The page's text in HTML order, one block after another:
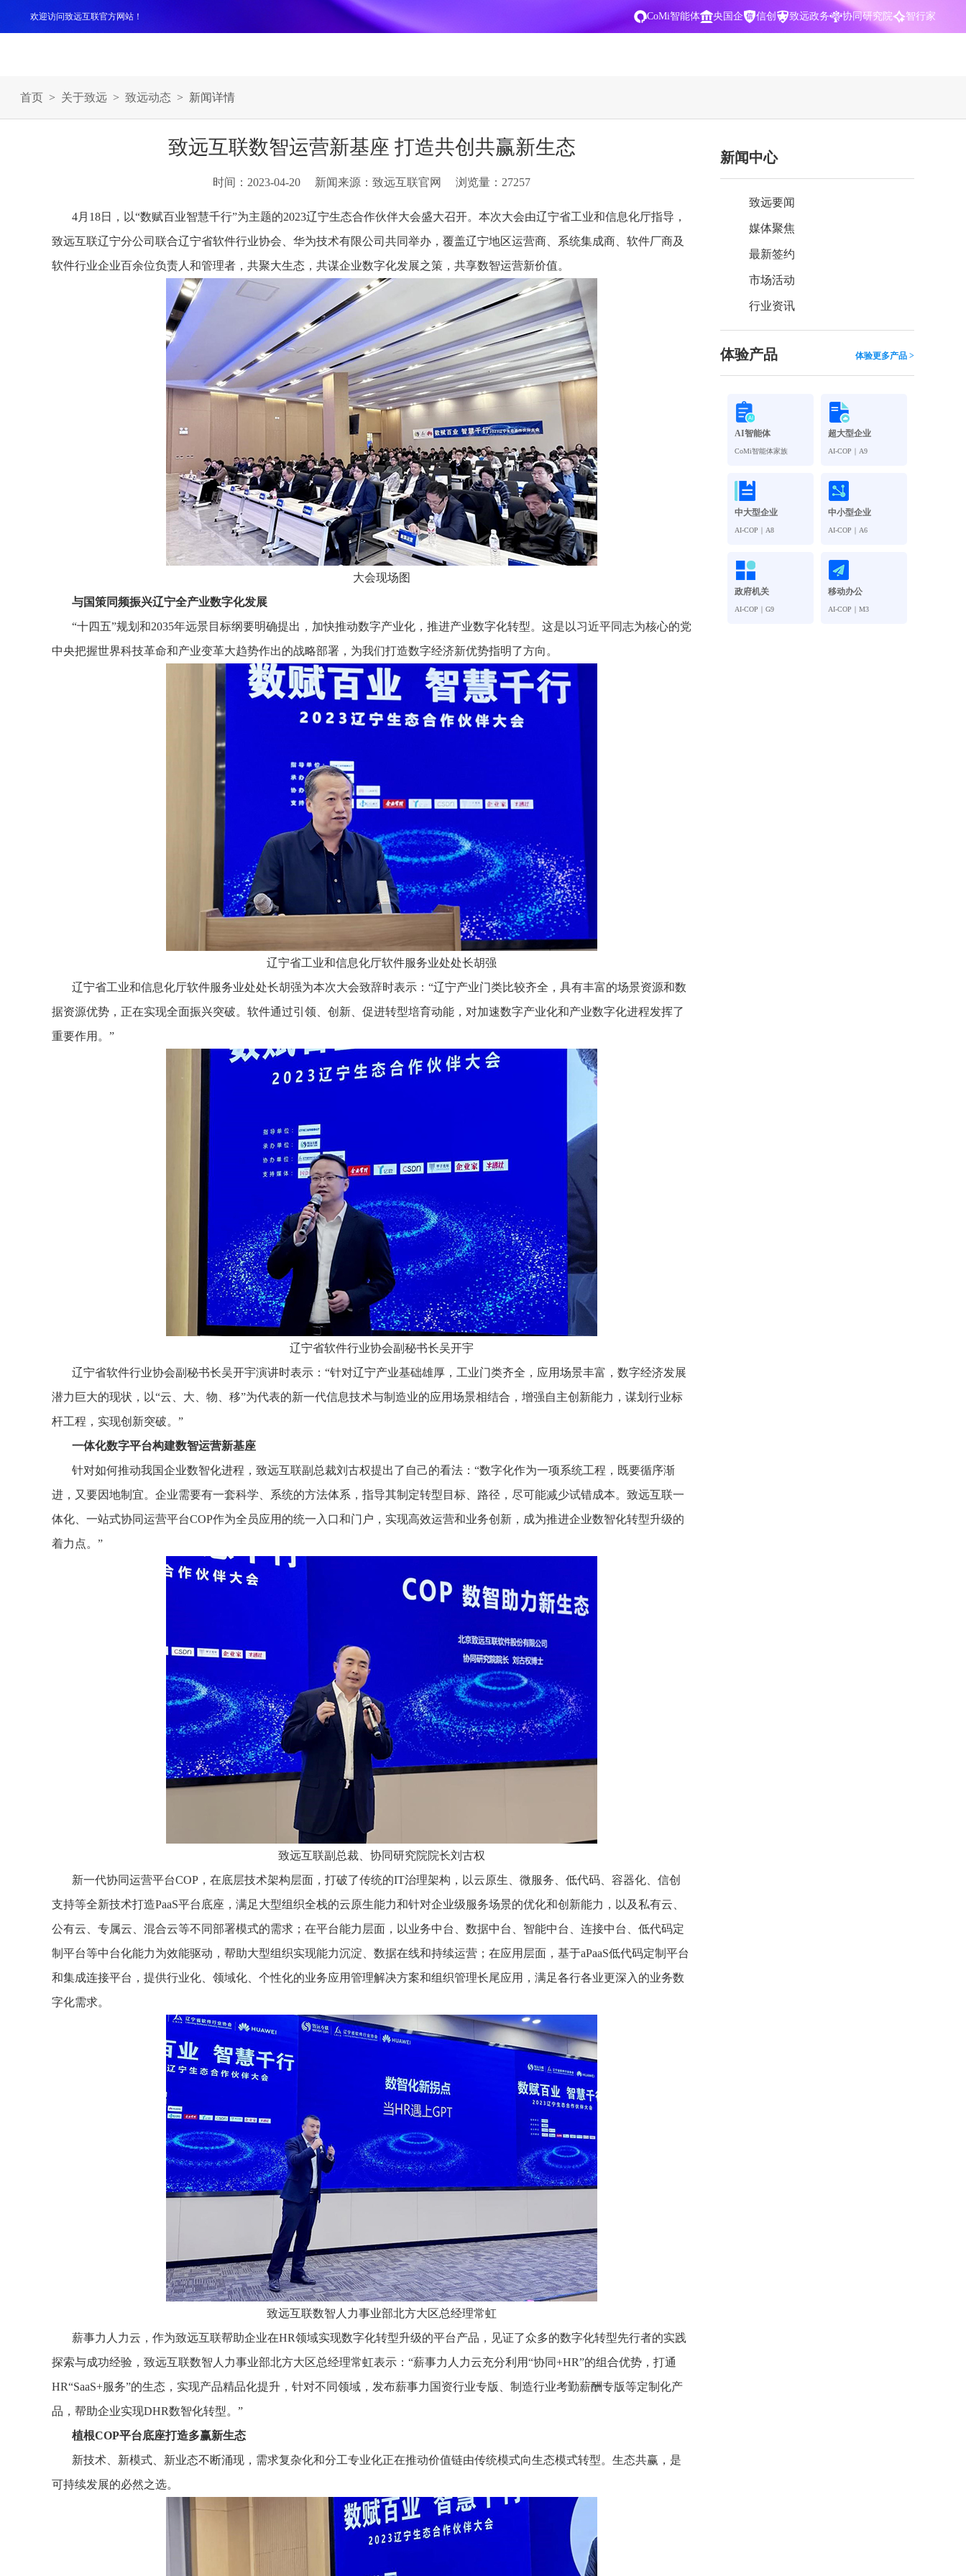
欢迎访问致远互联官方网站！ CoMi智能体 央国企 信创 致远政务 协同研究院 智行家
新一代AI智能体家族
CoMi Builder CoMi APP
Agent驱动，千人千面，高效办公
协同运营与业务创新深度融合
央国企一体化 文事会一体化
让数字资产为企业运营管理决策提供
信创
安全可控的信创 全面适配
专精特新
助力专精特新企业实力进阶 构建一体化协同运营管理平台
运营商解决方案
推进数字政府和数字企业转型
集团管控
支撑集团治理、控制与宏观管理
智能风控合规
安全生产
点线面结合，安全风险管控新策略
穿透式监管
数智驱动，全域穿透
穿透式智能合同
穿透式智能科技
全级次穿透，数智驱动科技管理
HR人力资源管理
企业人力穿透合规管控
人业财一体化
数智合规管控 数据驱动经营
首页 > 关于致远 > 致远动态 > 新闻详情
新闻中心
致远要闻
媒体聚焦
最新签约
市场活动
行业资讯
体验产品 体验更多产品 >
AI智能体
CoMi智能体家族
超大型企业
AI-COP｜A9
中大型企业
AI-COP｜A8
中小型企业
AI-COP｜A6
政府机关
AI-COP｜G9
移动办公
AI-COP｜M3
致远互联数智运营新基座 打造共创共赢新生态
时间：2023-04-20 新闻来源：致远互联官网 浏览量：27257
4月18日，以“数赋百业智慧千行”为主题的2023辽宁生态合作伙伴大会盛大召开。本次大会由辽宁省工业和信息化厅指导，
致远互联辽宁分公司联合辽宁省软件行业协会、华为技术有限公司共同举办，覆盖辽宁地区运营商、系统集成商、软件厂商及
软件行业企业百余位负责人和管理者，共聚大生态，共谋企业数字化发展之策，共享数智运营新价值。
大会现场图
与国策同频振兴辽宁全产业数字化发展
“十四五”规划和2035年远景目标纲要明确提出，加快推动数字产业化，推进产业数字化转型。这是以习近平同志为核心的党
中央把握世界科技革命和产业变革大趋势作出的战略部署，为我们打造数字经济新优势指明了方向。
辽宁省工业和信息化厅软件服务业处处长胡强
辽宁省工业和信息化厅软件服务业处处长胡强为本次大会致辞时表示：“辽宁产业门类比较齐全，具有丰富的场景资源和数
据资源优势，正在实现全面振兴突破。软件通过引领、创新、促进转型培育动能，对加速数字产业化和产业数字化进程发挥了
重要作用。”
辽宁省软件行业协会副秘书长吴开宇
辽宁省软件行业协会副秘书长吴开宇演讲时表示：“针对辽宁产业基础雄厚，工业门类齐全，应用场景丰富，数字经济发展
潜力巨大的现状，以“云、大、物、移”为代表的新一代信息技术与制造业的应用场景相结合，增强自主创新能力，谋划行业标
杆工程，实现创新突破。”
一体化数字平台构建数智运营新基座
针对如何推动我国企业数智化进程，致远互联副总裁刘古权提出了自己的看法：“数字化作为一项系统工程，既要循序渐
进，又要因地制宜。企业需要有一套科学、系统的方法体系，指导其制定转型目标、路径，尽可能减少试错成本。致远互联一
体化、一站式协同运营平台COP作为全员应用的统一入口和门户，实现高效运营和业务创新，成为推进企业数智化转型升级的
着力点。”
致远互联副总裁、协同研究院院长刘古权
新一代协同运营平台COP，在底层技术架构层面，打破了传统的IT治理架构，以云原生、微服务、低代码、容器化、信创
支持等全新技术打造PaaS平台底座，满足大型组织全栈的云原生能力和针对企业级服务场景的优化和创新能力，以及私有云、
公有云、专属云、混合云等不同部署模式的需求；在平台能力层面，以业务中台、数据中台、智能中台、连接中台、低代码定
制平台等中台化能力为效能驱动，帮助大型组织实现能力沉淀、数据在线和持续运营；在应用层面，基于aPaaS低代码定制平台
和集成连接平台，提供行业化、领域化、个性化的业务应用管理解决方案和组织管理长尾应用，满足各行各业更深入的业务数
字化需求。
致远互联数智人力事业部北方大区总经理常虹
薪事力人力云，作为致远互联帮助企业在HR领域实现数字化转型升级的平台产品，见证了众多的数字化转型先行者的实践
探索与成功经验，致远互联数智人力事业部北方大区总经理常虹表示：“薪事力人力云充分利用“协同+HR”的组合优势，打通
HR“SaaS+服务”的生态，实现产品精品化提升，针对不同领域，发布薪事力国资行业专版、制造行业考勤薪酬专版等定制化产
品，帮助企业实现DHR数智化转型。”
植根COP平台底座打造多赢新生态
新技术、新模式、新业态不断涌现，需求复杂化和分工专业化正在推动价值链由传统模式向生态模式转型。生态共赢，是
可持续发展的必然之选。